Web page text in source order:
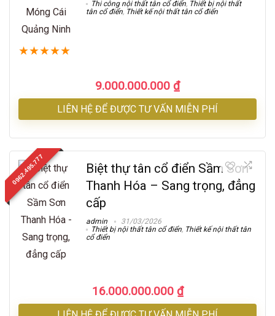
Thi công nội thất tân cổ điển, Thiết bị nội thất
tân cổ điển, Thiết kế nội thất tân cổ điển
★★★★★
9.000.000.000 ₫
LIÊN HỆ ĐỂ ĐƯỢC TƯ VẤN MIỄN PHÍ
0962.495.777
Biệt thự tân cổ điển Sầm Sơn
Thanh Hóa – Sang trọng, đẳng
cấp
admin
31/03/2026
Thiết bị nội thất tân cổ điển, Thiết kế nội thất tân
cổ điển
16.000.000.000 ₫